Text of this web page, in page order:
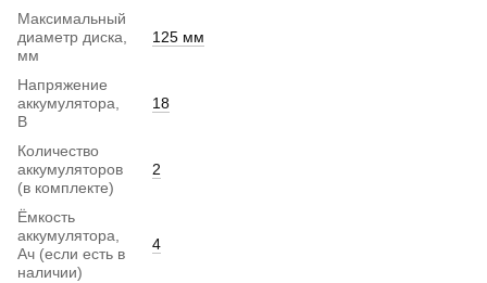
Максимальный
диаметр диска,
мм
125 мм
Напряжение
аккумулятора,
В
18
Количество
аккумуляторов
(в комплекте)
2
Ёмкость
аккумулятора,
Ач (если есть в
наличии)
4